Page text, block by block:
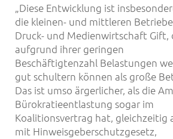
„Diese Entwicklung ist
die kleinen- und mittleren
Druck- und Medienwirtschaft Gift,
aufgrund ihrer geringen
Beschäftigtenzahl Belastungen
gut schultern können als große
Das ist umso ärgerlicher, als die
Bürokratieentlastung sogar im
Koalitionsvertrag hat, gleichzeitig
mit Hinweisgeberschutzgesetz,